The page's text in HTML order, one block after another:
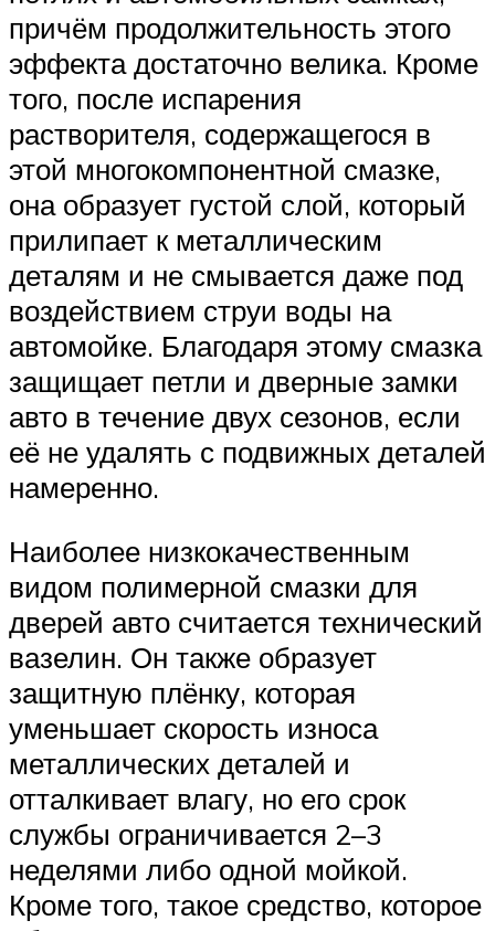
причём продолжительность этого
эффекта достаточно велика. Кроме
того, после испарения
растворителя, содержащегося в
этой многокомпонентной смазке,
она образует густой слой, который
прилипает к металлическим
деталям и не смывается даже под
воздействием струи воды на
автомойке. Благодаря этому смазка
защищает петли и дверные замки
авто в течение двух сезонов, если
её не удалять с подвижных деталей
намеренно.
Наиболее низкокачественным
видом полимерной смазки для
дверей авто считается технический
вазелин. Он также образует
защитную плёнку, которая
уменьшает скорость износа
металлических деталей и
отталкивает влагу, но его срок
службы ограничивается 2–3
неделями либо одной мойкой.
Кроме того, такое средство, которое